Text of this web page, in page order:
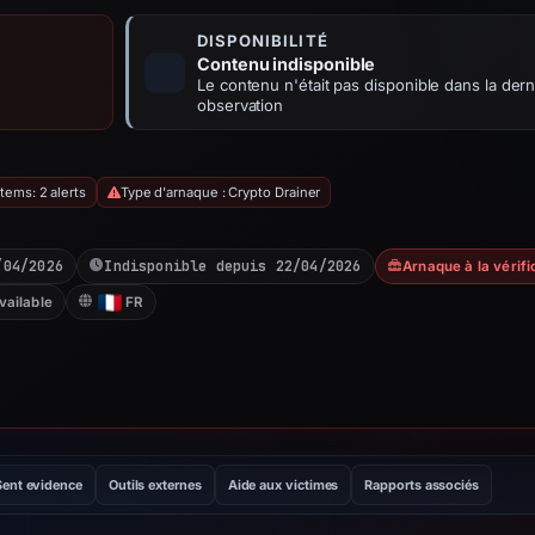
DISPONIBILITÉ
Contenu indisponible
Le contenu n'était pas disponible dans la
observation
2 alerts Type d'arnaque : Crypto Drainer
2026 Indisponible depuis 22/04/2026 Arnaque à la
FR
evidence Outils externes Aide aux victimes Rapports associés